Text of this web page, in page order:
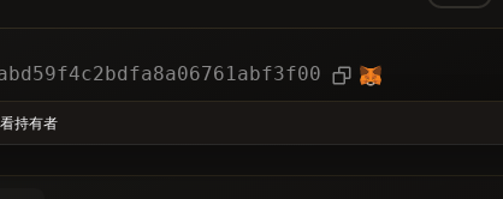
分类
最多投票
文章
持有者